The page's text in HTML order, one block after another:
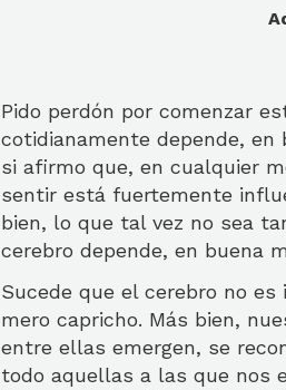
Pido perdón por comenzar
cotidianamente depende, en
si afirmo que, en cualquier
sentir está fuertemente
bien, lo que tal vez no sea
cerebro depende, en buena
Sucede que el cerebro no
mero capricho. Más bien,
entre ellas emergen, se
todo aquellas a las que nos